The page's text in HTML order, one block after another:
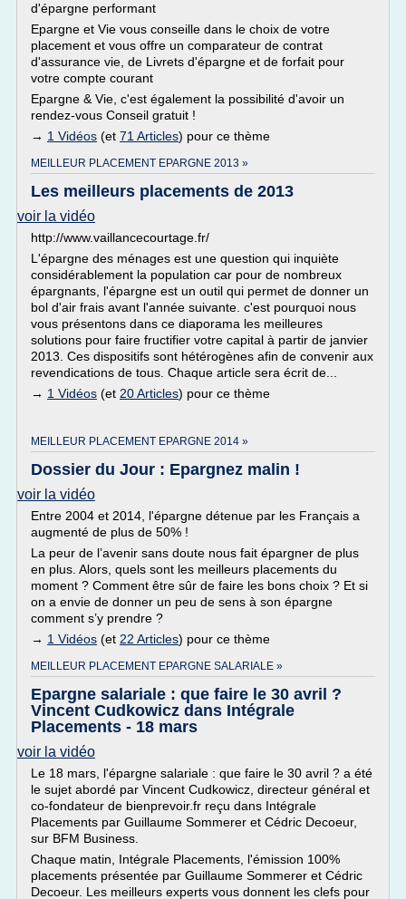
d'épargne performant
Epargne et Vie vous conseille dans le choix de votre
placement et vous offre un comparateur de contrat
d'assurance vie, de Livrets d'épargne et de forfait pour
votre compte courant
Epargne & Vie, c'est également la possibilité d'avoir un
rendez-vous Conseil gratuit !
→ 1 Vidéos (et 71 Articles) pour ce thème
MEILLEUR PLACEMENT EPARGNE 2013 »
Les meilleurs placements de 2013
voir la vidéo
http://www.vaillancecourtage.fr/
L'épargne des ménages est une question qui inquiète
considérablement la population car pour de nombreux
épargnants, l'épargne est un outil qui permet de donner un
bol d'air frais avant l'année suivante. c'est pourquoi nous
vous présentons dans ce diaporama les meilleures
solutions pour faire fructifier votre capital à partir de janvier
2013. Ces dispositifs sont hétérogènes afin de convenir aux
revendications de tous. Chaque article sera écrit de...
→ 1 Vidéos (et 20 Articles) pour ce thème
MEILLEUR PLACEMENT EPARGNE 2014 »
Dossier du Jour : Epargnez malin !
voir la vidéo
Entre 2004 et 2014, l'épargne détenue par les Français a
augmenté de plus de 50% !
La peur de l’avenir sans doute nous fait épargner de plus
en plus. Alors, quels sont les meilleurs placements du
moment ? Comment être sûr de faire les bons choix ? Et si
on a envie de donner un peu de sens à son épargne
comment s’y prendre ?
→ 1 Vidéos (et 22 Articles) pour ce thème
MEILLEUR PLACEMENT EPARGNE SALARIALE »
Epargne salariale : que faire le 30 avril ?
Vincent Cudkowicz dans Intégrale
Placements - 18 mars
voir la vidéo
Le 18 mars, l'épargne salariale : que faire le 30 avril ? a été
le sujet abordé par Vincent Cudkowicz, directeur général et
co-fondateur de bienprevoir.fr reçu dans Intégrale
Placements par Guillaume Sommerer et Cédric Decoeur,
sur BFM Business.
Chaque matin, Intégrale Placements, l'émission 100%
placements présentée par Guillaume Sommerer et Cédric
Decoeur. Les meilleurs experts vous donnent les clefs pour